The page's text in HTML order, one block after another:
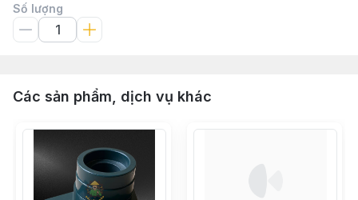
Số lượng
Các sản phẩm, dịch vụ khác